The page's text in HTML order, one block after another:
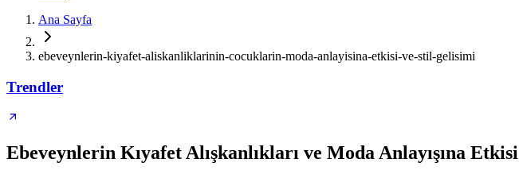
Ana Sayfa
ebeveynlerin-kiyafet-aliskanliklarinin-cocuklarin-moda-anlayisina-etkisi-ve-stil-gelisimi
Trendler
Ebeveynlerin Kıyafet Alışkanlıkları ve Moda Anlayışına Etkisi